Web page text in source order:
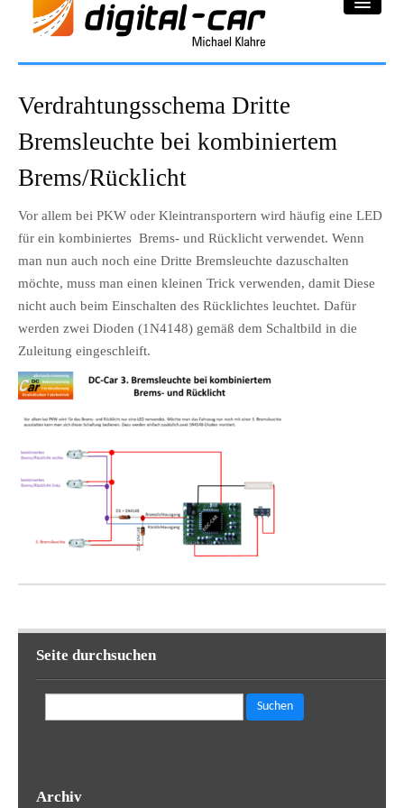
Downloadbereich
Datenschutzerklärung
Verdrahtungsschema Dritte
Bremsleuchte bei kombiniertem
Brems/Rücklicht
Vor allem bei PKW oder Kleintransportern wird häufig eine LED
für ein kombiniertes Brems- und Rücklicht verwendet. Wenn
man nun auch noch eine Dritte Bremsleuchte dazuschalten
möchte, muss man einen kleinen Trick verwenden, damit Diese
nicht auch beim Einschalten des Rücklichtes leuchtet. Dafür
werden zwei Dioden (1N4148) gemäß dem Schaltbild in die
Zuleitung eingeschleift.
Seite durchsuchen
nach:
Archiv